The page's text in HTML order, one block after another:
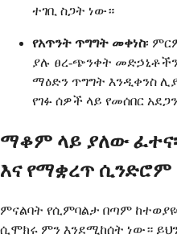
ተገቢ ስጋት ነው።
የአጥንት ጥግግት መቀነስ፡
ያሉ ፀረ-ጭንቀት
ማዕድን ጥግግት እንዲቀንስ
የገፉ ሰዎች ላይ የመሰበር
ማቆም ላይ ያለው
እና የማቋረጥ ሲንድሮም
ምናልባት የሲምባልታ በጣም
ሲሞክሩ ምን እንደሚከሰት ነው።